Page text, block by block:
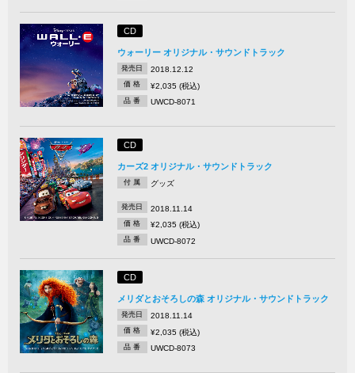
CD
ウォーリー オリジナル・サウンドトラック
発売日 2018.12.12
価 格 ¥2,035 (税込)
品 番 UWCD-8071
CD
カーズ2 オリジナル・サウンドトラック
付 属 グッズ
発売日 2018.11.14
価 格 ¥2,035 (税込)
品 番 UWCD-8072
CD
メリダとおそろしの森 オリジナル・サウンドトラック
発売日 2018.11.14
価 格 ¥2,035 (税込)
品 番 UWCD-8073